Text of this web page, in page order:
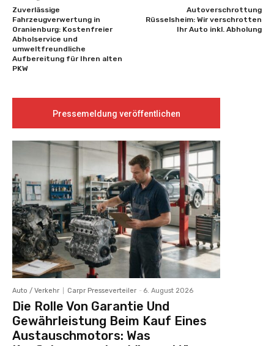
Zuverlässige
Fahrzeugverwertung in
Oranienburg: Kostenfreier
Abholservice und
umweltfreundliche
Aufbereitung für Ihren alten
PKW
Autoverschrottung
Rüsselsheim: Wir verschrotten
Ihr Auto inkl. Abholung
Pressemeldung veröffentlichen
Auto / Verkehr Carpr Presseverteiler - 6. August 2026
Die Rolle Von Garantie Und
Gewährleistung Beim Kauf Eines
Austauschmotors: Was